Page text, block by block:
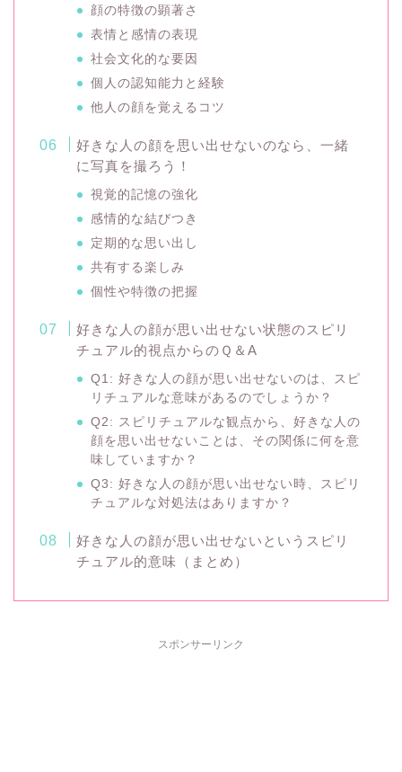
顔の特徴の顕著さ
表情と感情の表現
社会文化的な要因
個人の認知能力と経験
他人の顔を覚えるコツ
好きな人の顔を思い出せないのなら、一緒
に写真を撮ろう！
視覚的記憶の強化
感情的な結びつき
定期的な思い出し
共有する楽しみ
個性や特徴の把握
好きな人の顔が思い出せない状態のスピリ
チュアル的視点からのＱ＆A
Q1: 好きな人の顔が思い出せないのは、スピ
リチュアルな意味があるのでしょうか？
Q2: スピリチュアルな観点から、好きな人の
顔を思い出せないことは、その関係に何を意
味していますか？
Q3: 好きな人の顔が思い出せない時、スピリ
チュアルな対処法はありますか？
好きな人の顔が思い出せないというスピリ
チュアル的意味（まとめ）
スポンサーリンク